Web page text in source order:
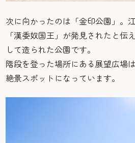
次に向かったのは「金印公園」。
「漢委奴国王」が発見されたと伝
して造られた公園です。
階段を登った場所にある展望広場
絶景スポットになっています。